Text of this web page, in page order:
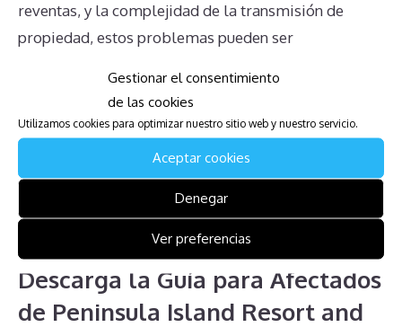
Gestionar el consentimiento
de las cookies
Utilizamos cookies para optimizar nuestro sitio web y nuestro servicio.
Aceptar cookies
Denegar
Ver preferencias
reventas, y la complejidad de la transmisión de
propiedad, estos problemas pueden ser
herencias, y la desinformación proporcionada por la
administración complican aún más la situación. Es
crucial que los propietarios busquen asesoramiento
legal y estén completamente informados antes de
tomar decisiones importantes.
Descarga la Guía para Afectados
de Peninsula Island Resort and